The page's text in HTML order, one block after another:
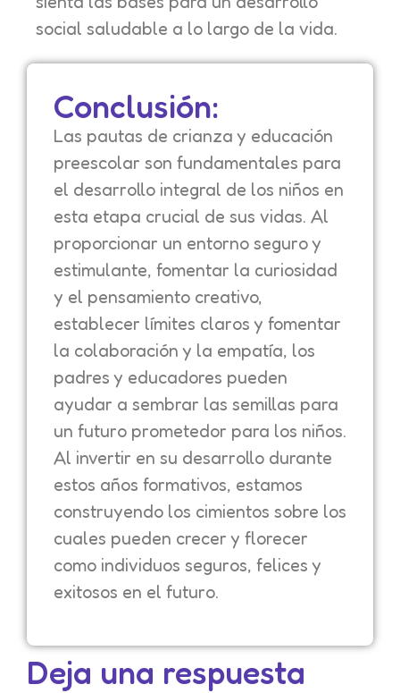
social saludable a lo largo de la vida.
Conclusión:
Las pautas de crianza y educación
preescolar son fundamentales para
el desarrollo integral de los niños en
esta etapa crucial de sus vidas. Al
proporcionar un entorno seguro y
estimulante, fomentar la curiosidad
y el pensamiento creativo,
establecer límites claros y fomentar
la colaboración y la empatía, los
padres y educadores pueden
ayudar a sembrar las semillas para
un futuro prometedor para los niños.
Al invertir en su desarrollo durante
estos años formativos, estamos
construyendo los cimientos sobre los
cuales pueden crecer y florecer
como individuos seguros, felices y
exitosos en el futuro.
Deja una respuesta